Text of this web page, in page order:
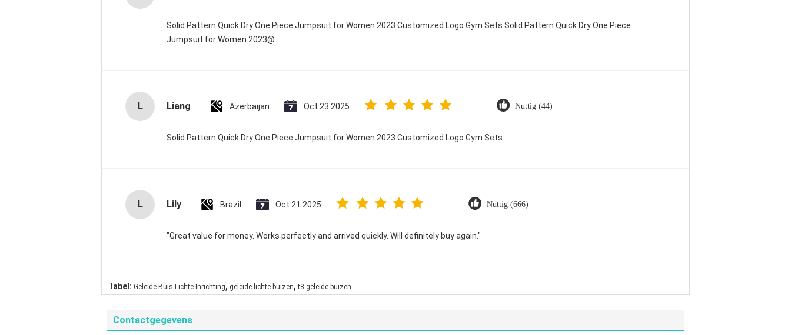
Solid Pattern Quick Dry One Piece Jumpsuit for Women 2023 Customized Logo Gym Sets Solid Pattern Quick Dry One Piece
Jumpsuit for Women 2023@
L Liang Azerbaijan Oct 23.2025 Nuttig (44)
Solid Pattern Quick Dry One Piece Jumpsuit for Women 2023 Customized Logo Gym Sets
L Lily Brazil Oct 21.2025 Nuttig (666)
"Great value for money. Works perfectly and arrived quickly. Will definitely buy again."
label: Geleide Buis Lichte Inrichting, geleide lichte buizen, t8 geleide buizen
Contactgegevens